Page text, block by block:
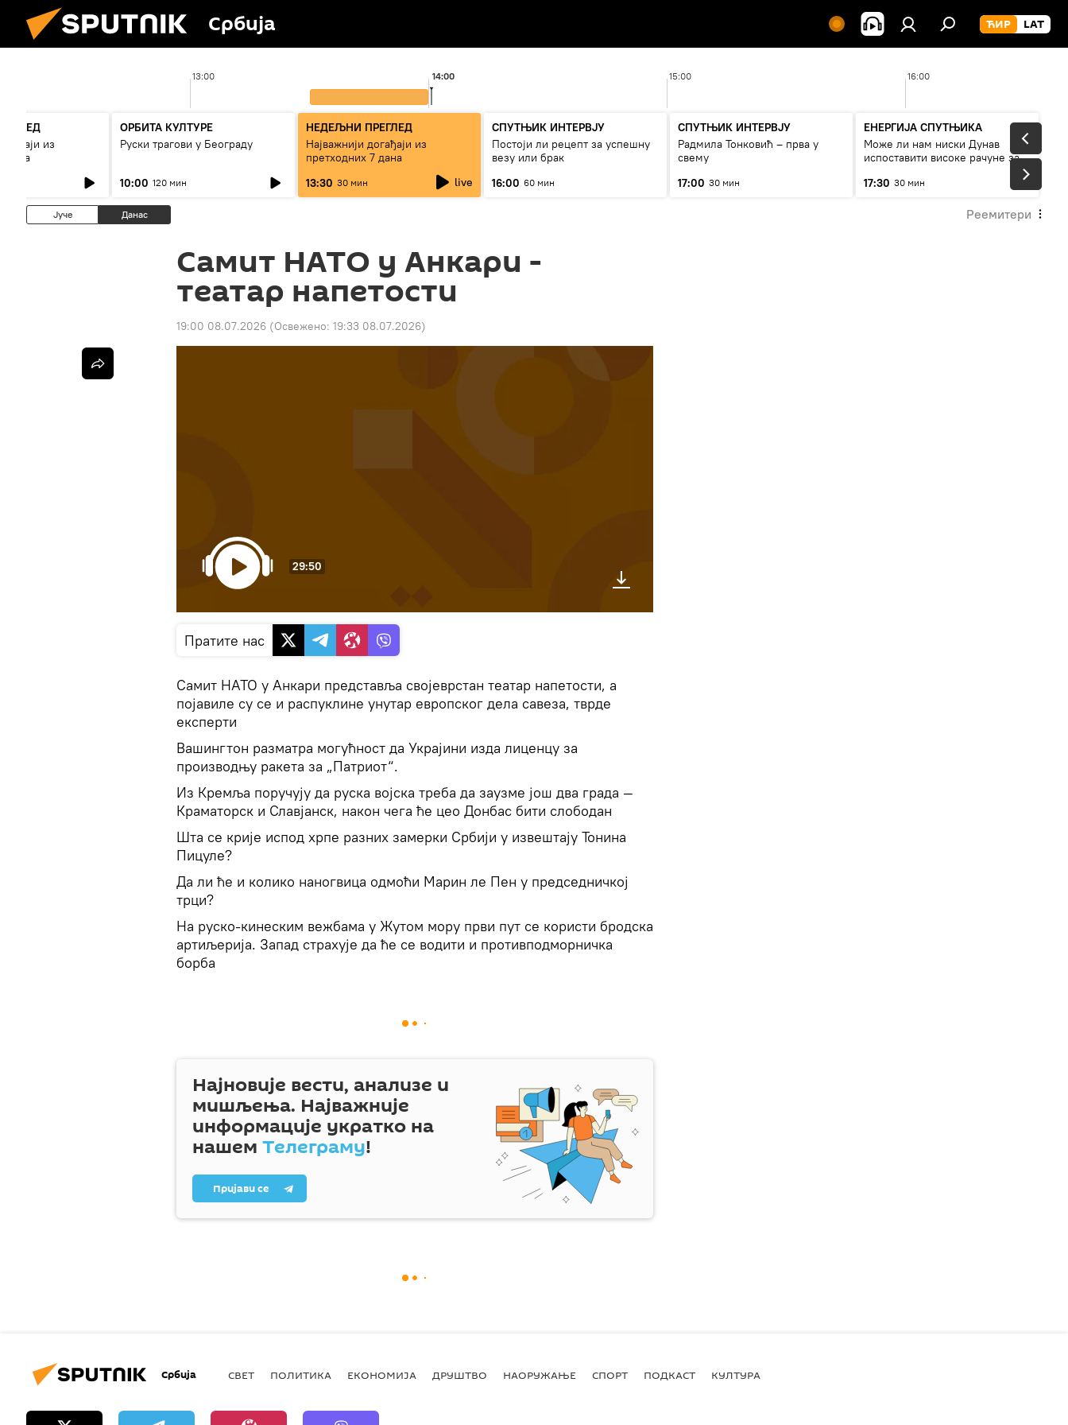
Србија
13:00 15:00 16:00
14:00
из
дана
ОРБИТА КУЛТУРЕ
Руски трагови у Београду
10:00 120 мин
НЕДЕЉНИ ПРЕГЛЕД
Најважнији догађаји из
претходних 7 дана
13:30 30 мин live
СПУТЊИК ИНТЕРВЈУ
Постоји ли рецепт за успешну
везу или брак
16:00 60 мин
СПУТЊИК ИНТЕРВЈУ
Радмила Тонковић – прва у
свему
17:00 30 мин
ЕНЕРГИЈА СПУТЊИКА
Може ли нам ниски Дунав
испоставити високе рачуне за
17:30 30 мин
Јуче Данас Реемитери
Самит НАТО у Анкари -
театар напетости
19:00 08.07.2026 (Освежено: 19:33 08.07.2026)
29:50
Пратите нас
Самит НАТО у Анкари представља својеврстан театар напетости, а
појавиле су се и распуклине унутар европског дела савеза, тврде
експерти
Вашингтон разматра могућност да Украјини изда лиценцу за
производњу ракета за „Патриот“.
Из Кремља поручују да руска војска треба да заузме још два града —
Краматорск и Славјанск, након чега ће цео Донбас бити слободан
Шта се крије испод хрпе разних замерки Србији у извештају Тонина
Пицуле?
Да ли ће и колико наногвица одмоћи Марин ле Пен у председничкој
трци?
На руско-кинеским вежбама у Жутом мору први пут се користи бродска
артиљерија. Запад страхује да ће се водити и противподморничка
борба
Најновије вести, анализе и
мишљења. Најважније
информације укратко на
нашем Телеграму!
Пријави се
Србија СВЕТ ПОЛИТИКА ЕКОНОМИЈА ДРУШТВО НАОРУЖАЊЕ СПОРТ ПОДКАСТ КУЛТУРА